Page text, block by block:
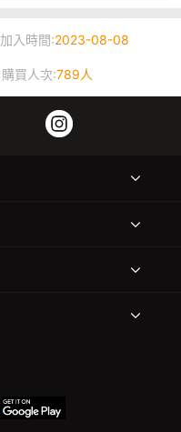
加入時間:2023-08-08
購買人次:789人